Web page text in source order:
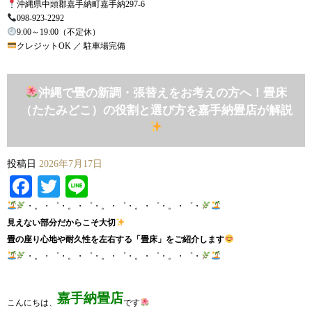
沖縄県中頭郡嘉手納町嘉手納297-6
098-923-2292
9:00～19:00（不定休）
クレジットOK ／ 駐車場完備
沖縄で畳の新調・張替えをお考えの方へ！畳床
（たたみどこ）の役割と選び方を嘉手納畳店が解説
投稿日 2026年7月17日
Facebook
Twitter
・。・゜・。・゜・。・゜・。・゜・。・゜・
見えない部分だからこそ大切
畳の座り心地や耐久性を左右する「畳床」をご紹介します
・。・゜・。・゜・。・゜・。・゜・。・゜・
こんにちは、嘉手納畳店です